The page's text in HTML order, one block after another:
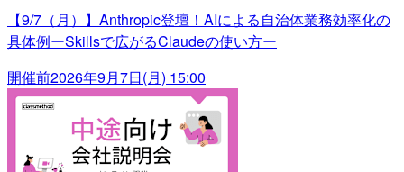
【9/7（月）】Anthropic登壇！AIによる自治体業務効率化の
具体例ーSkillsで広がるClaudeの使い方ー
開催前2026年9月7日(月) 15:00